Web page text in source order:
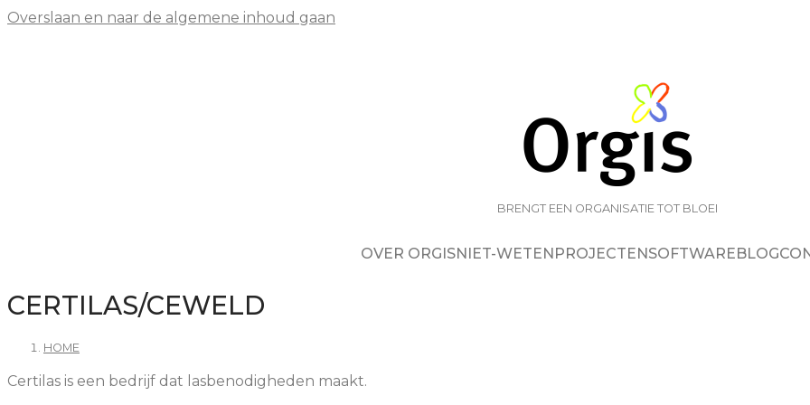
Overslaan en naar de algemene inhoud gaan
BRENGT EEN ORGANISATIE TOT BLOEI
OVER ORGISNIET-WETENPROJECTENSOFTWAREBLOG
CERTILAS/CEWELD
HOME
Certilas is een bedrijf dat lasbenodigheden maakt.